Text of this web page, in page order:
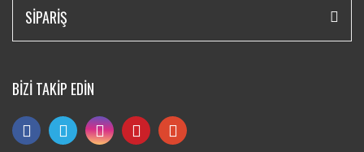
SİPARİŞ
BİZİ TAKİP EDİN